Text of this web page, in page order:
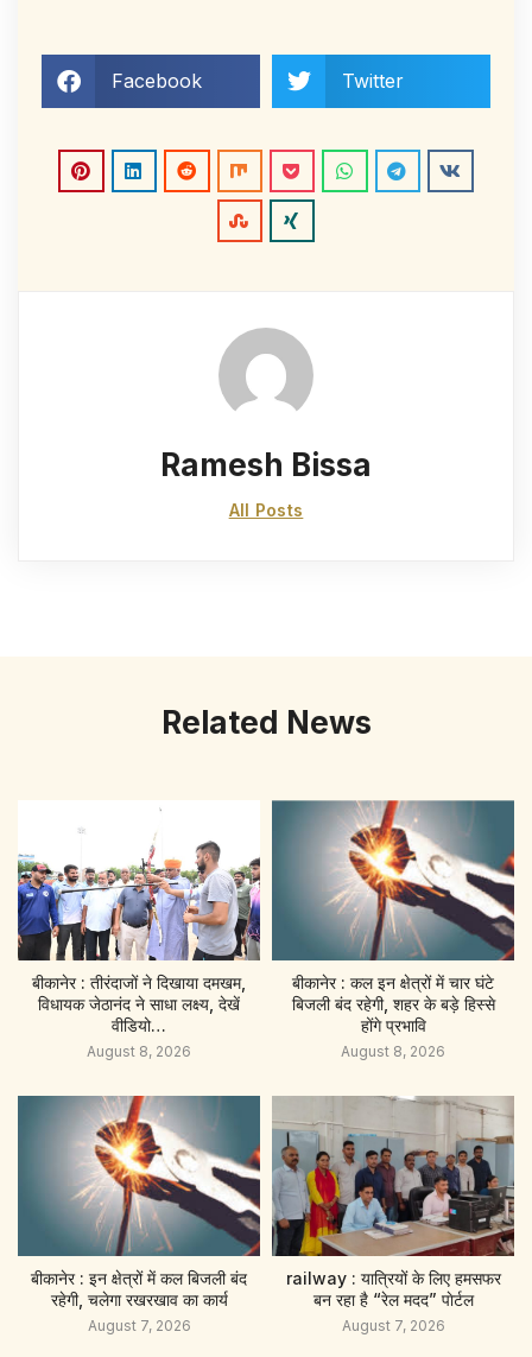
Facebook Twitter
Ramesh Bissa
All Posts
Related News
बीकानेर : तीरंदाजों ने दिखाया दमखम,
विधायक जेठानंद ने साधा लक्ष्य, देखें
वीडियो…
August 8, 2026
बीकानेर : कल इन क्षेत्रों में चार घंटे
बिजली बंद रहेगी, शहर के बड़े हिस्से
होंगे प्रभावि
August 8, 2026
बीकानेर : इन क्षेत्रों में कल बिजली बंद
रहेगी, चलेगा रखरखाव का कार्य
August 7, 2026
railway : यात्रियों के लिए हमसफर
बन रहा है “रेल मदद” पाेर्टल
August 7, 2026